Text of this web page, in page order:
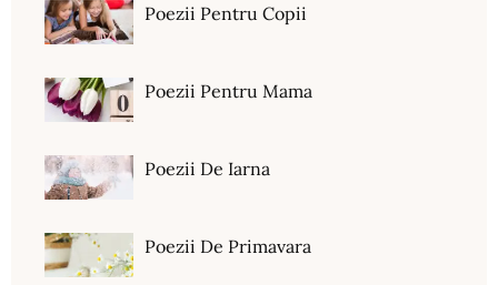
Poezii Pentru Copii
Poezii Pentru Mama
Poezii De Iarna
Poezii De Primavara